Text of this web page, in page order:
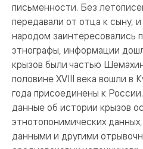
письменности. Без
передавали от отца к сыну, и
народом заинтересовались
этнографы, информации
крызов были частью
половине XVIII века вошли в
года присоединены к
данные об истории крызов
этнотопонимических
данными и другими